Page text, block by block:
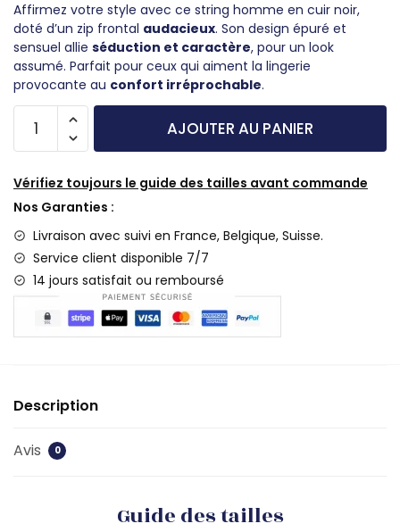
Affirmez votre style avec ce string homme en cuir noir,
doté d’un zip frontal audacieux. Son design épuré et
sensuel allie séduction et caractère, pour un look
assumé. Parfait pour ceux qui aiment la lingerie
provocante au confort irréprochable.
AJOUTER AU PANIER
Vérifiez toujours le guide des tailles avant commande
Nos Garanties :
Livraison avec suivi en France, Belgique, Suisse.
Service client disponible 7/7
14 jours satisfait ou remboursé
Description
Avis 0
Guide des tailles